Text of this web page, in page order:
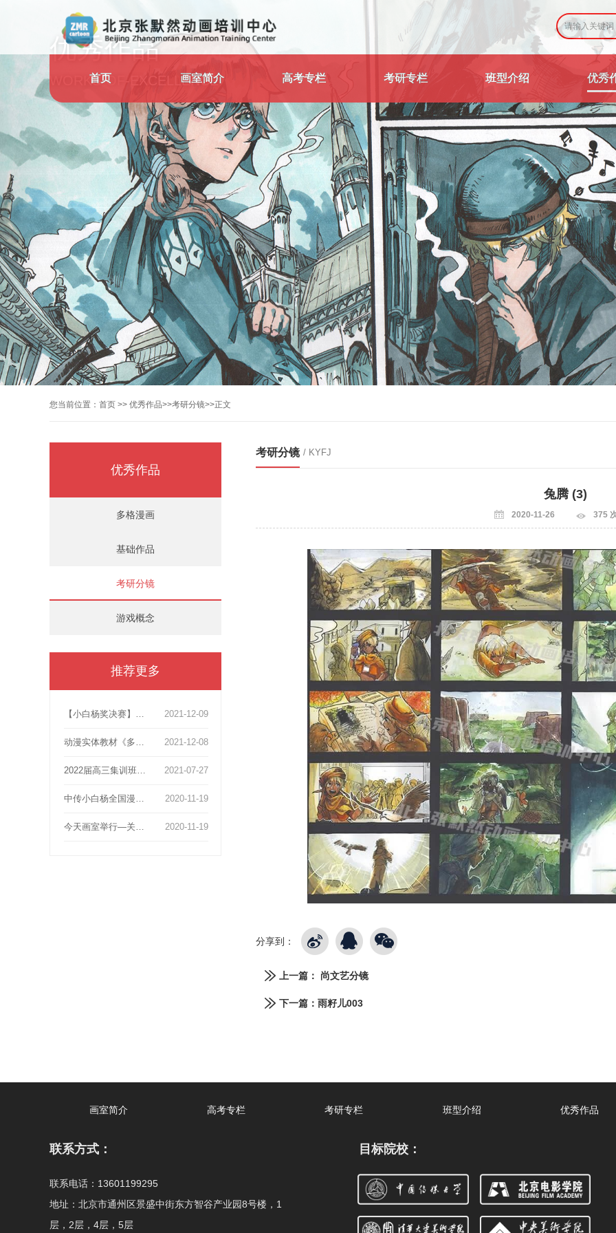
首页 画室简介 高考专栏 考研专栏 班型介绍 优秀
优秀作品
WORKS-OF-EXCELLENCE
您当前位置： 首页 >> 优秀作品>>考研分镜>>正文
优秀作品
多格漫画
基础作品
考研分镜
游戏概念
推荐更多
【小白杨奖决赛】张默然动画获奖51人次！其中漫画故事类获奖49人，占获奖总额1/2。一等奖4人，二等奖13人 ，三等奖11人。 2021-12-09
动漫实体教材《多格漫画、游戏中传北影高考教材》上线啦!分享知识，图书带你探索动画梦想！ 2021-12-08
2022届高三集训班【第一阶段：静物素描】作品展示与总结 2021-07-27
中传小白杨全国漫画共计110获奖名额，张默然画室独占39人 2020-11-19
今天画室举行—关于2020年动画高考第一次报考会！ 2020-11-19
考研分镜 / KYFJ
兔腾 (3)
2020-11-26 375
分享到：
上一篇： 尚文艺分镜
下一篇： 雨籽儿003
画室简介 高考专栏 考研专栏 班型介绍 优秀作品
联系方式：
联系电话：13601199295
地址：北京市通州区景盛中街东方智谷产业园8号楼，1
层，2层，4层，5层
目标院校：